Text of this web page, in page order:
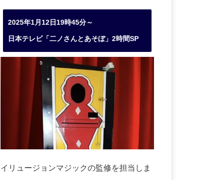
2025年1月12日19時45分～
日本テレビ「二ノさんとあそぼ」2時間SP
イリュージョンマジックの監修を担当しま